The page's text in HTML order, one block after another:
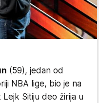
(59), jedan od
NBA lige, bio je na
Sitiju deo žirija u